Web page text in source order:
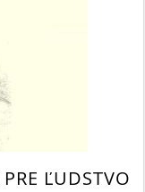
ĽUDSTVO